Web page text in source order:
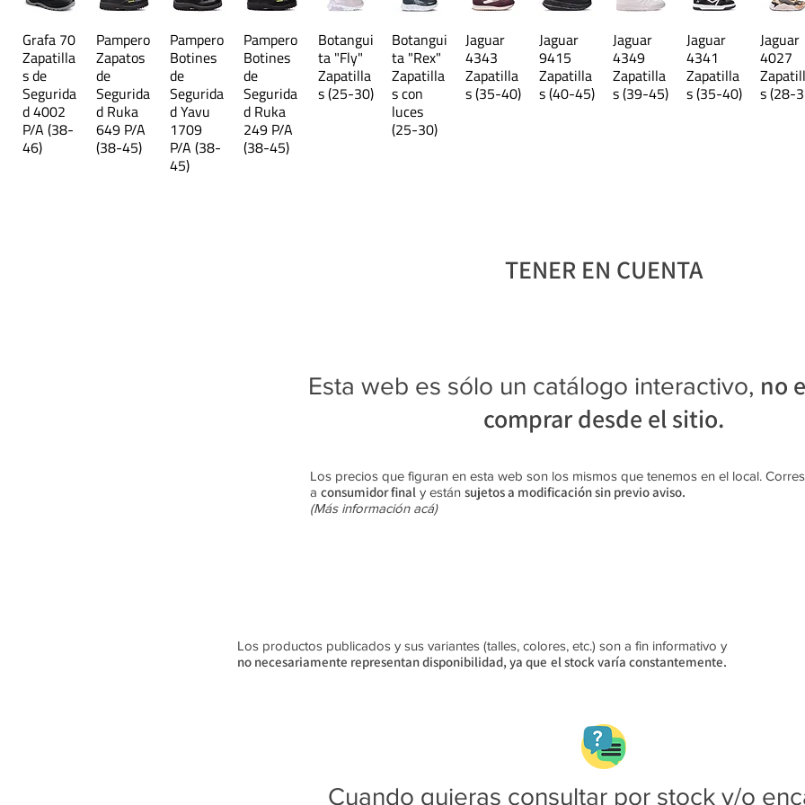
32
33
34
Las medidas son
Grafa 70
Zapatilla
s de
Segurida
d 4002
P/A (38-
46)
Pampero
Zapatos
de
Segurida
d Ruka
649 P/A
(38-45)
Pampero
Botines
de
Segurida
d Yavu
1709
P/A (38-
45)
Pampero
Botines
de
Segurida
d Ruka
249 P/A
(38-45)
Botangui
ta "Fly"
Zapatilla
s (25-30)
Botangui
ta "Rex"
Zapatilla
s con
luces
(25-30)
Jaguar
4343
Zapatilla
s (35-40)
Jaguar
9415
Zapatilla
s (40-45)
Jaguar
4349
Zapatilla
s (39-45)
Jaguar
4341
Zapatilla
s (35-40)
Jaguar
4027
s (28-
TENER EN CUENTA
Cuando quieras consultar por stock y/o
Esta web es sólo un catálogo interactivo, no
comprar desde el sitio.
Los precios que figuran en esta web son los mismos que tenemos en el local.
a consumidor final y están sujetos a modificación sin previo aviso​.
(Más información acá)
Los productos publicados y sus variantes (talles, colores, etc.) son a fin informativo y
no necesariamente representan disponibilidad, ya que el stock varía constantemente.